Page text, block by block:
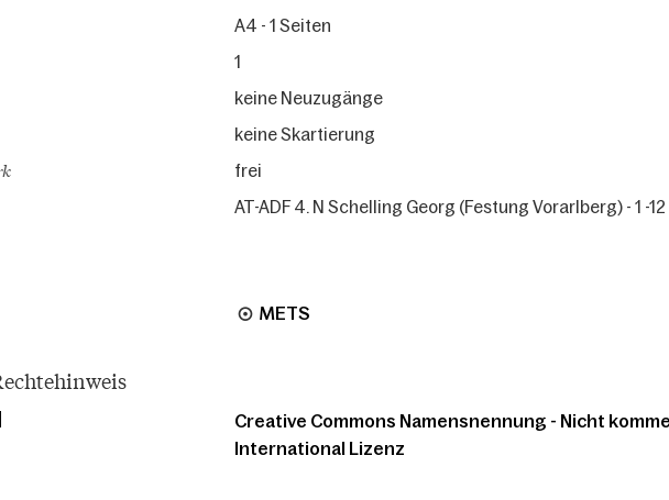
A4 - 1 Seiten
1
keine Neuzugänge
keine Skartierung
frei
AT-ADF 4. N Schelling Georg (Festung Vorarlberg) - 1 -12
METS
Creative Commons Namensnennung - Nicht
International Lizenz